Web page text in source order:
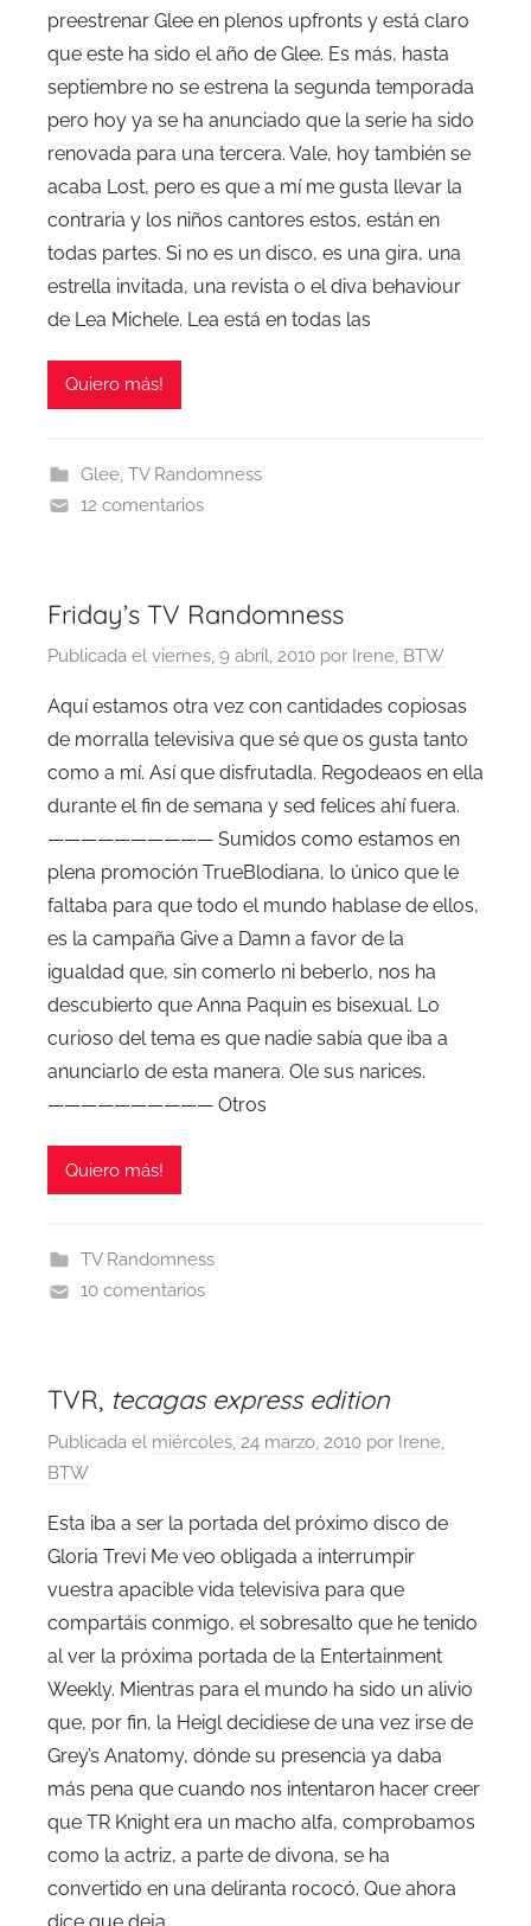
preestrenar Glee en plenos upfronts y está claro
que este ha sido el año de Glee. Es más, hasta
septiembre no se estrena la segunda temporada
pero hoy ya se ha anunciado que la serie ha sido
renovada para una tercera. Vale, hoy también se
acaba Lost, pero es que a mí me gusta llevar la
contraria y los niños cantores estos, están en
todas partes. Si no es un disco, es una gira, una
estrella invitada, una revista o el diva behaviour
de Lea Michele. Lea está en todas las
Quiero más!
Glee, TV Randomness
12 comentarios
Friday’s TV Randomness
Publicada el viernes, 9 abril, 2010 por Irene, BTW
Aquí estamos otra vez con cantidades copiosas
de morralla televisiva que sé que os gusta tanto
como a mí. Así que disfrutadla. Regodeaos en ella
durante el fin de semana y sed felices ahí fuera.
—————————— Sumidos como estamos en
plena promoción TrueBlodiana, lo único que le
faltaba para que todo el mundo hablase de ellos,
es la campaña Give a Damn a favor de la
igualdad que, sin comerlo ni beberlo, nos ha
descubierto que Anna Paquin es bisexual. Lo
curioso del tema es que nadie sabía que iba a
anunciarlo de esta manera. Ole sus narices.
—————————— Otros
Quiero más!
TV Randomness
10 comentarios
TVR, tecagas express edition
Publicada el miércoles, 24 marzo, 2010 por Irene,
BTW
Esta iba a ser la portada del próximo disco de
Gloria Trevi Me veo obligada a interrumpir
vuestra apacible vida televisiva para que
compartáis conmigo, el sobresalto que he tenido
al ver la próxima portada de la Entertainment
Weekly. Mientras para el mundo ha sido un alivio
que, por fin, la Heigl decidiese de una vez irse de
Grey’s Anatomy, dónde su presencia ya daba
más pena que cuando nos intentaron hacer creer
que TR Knight era un macho alfa, comprobamos
como la actriz, a parte de divona, se ha
convertido en una deliranta rococó. Que ahora
dice que deja